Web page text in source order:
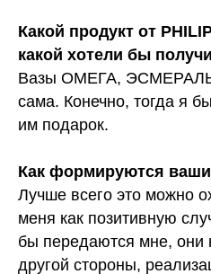
Какой продукт от
какой хотели бы
Вазы ОМЕГА,
сама. Конечно, тогда я
им подарок.
Как формируются ваши
Лучше всего это можно
меня как позитивную
бы передаются мне, они
другой стороны,